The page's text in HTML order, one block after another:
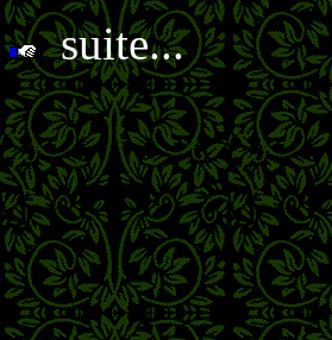
suite...